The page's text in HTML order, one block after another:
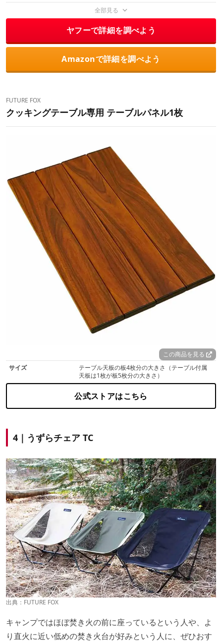
全部見る
ヤフーで詳細を調べよう
Amazonで詳細を調べよう
FUTURE FOX
クッキングテーブル専用 テーブルパネル1枚
この商品を見る
サイズ
テーブル天板の板4枚分の大きさ（テーブル付属
天板は1枚が板5枚分の大きさ）
公式ストアはこちら
4｜うずらチェア TC
出典： FUTURE FOX
キャンプではほぼ焚き火の前に座っているという人や、よ
り直火に近い低めの焚き火台が好みという人に、ぜひおす